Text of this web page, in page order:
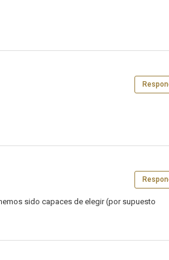
sido capaces de elegir (por supuesto